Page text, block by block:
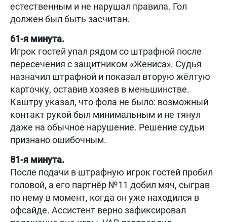
естественным и не нарушал правила. Гол
должен был быть засчитан.
61-я минута.
Игрок гостей упал рядом со штрафной после
пересечения с защитником «Жениса». Судья
назначил штрафной и показал вторую жёлтую
карточку, оставив хозяев в меньшинстве.
Каштру указал, что фола не было: возможный
контакт рукой был минимальным и не тянул
даже на обычное нарушение. Решение судьи
признано ошибочным.
81-я минута.
После подачи в штрафную игрок гостей пробил
головой, а его партнёр №11 добил мяч, сыграв
по нему в момент, когда он уже находился в
офсайде. Ассистент верно зафиксировал